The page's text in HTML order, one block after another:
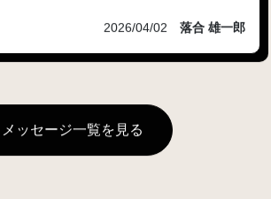
2026/04/02 落合 雄一郎
メッセージ一覧を見る